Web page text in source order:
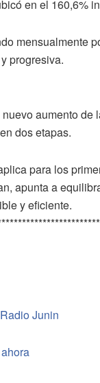
en el 160,6%
mensualmente
progresiva.
aumento de
dos etapas.
para los
apunta a
y eficiente.
Junin